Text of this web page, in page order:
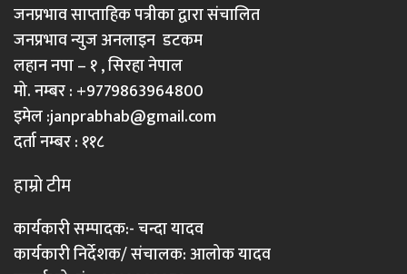
जनप्रभाव साप्ताहिक पत्रीका द्वारा संचालित
जनप्रभाव न्युज अनलाइन डटकम
लहान नपा – १ , सिरहा नेपाल
मो. नम्बर : +9779863964800
इमेल :janprabhab@gmail.com
दर्ता नम्बर : ११८
हाम्रो टीम
कार्यकारी सम्पादक:- चन्दा यादव
कार्यकारी निर्देशक/ संचालक: आलोक यादव